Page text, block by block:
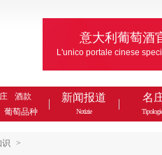
意大利葡萄酒
L'unico portale cinese
酒款
葡萄品种
新闻报道
Notizie
名
识 >